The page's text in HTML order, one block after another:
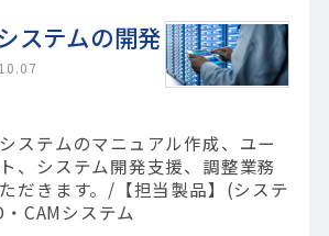
ステムの開発
ステムのマニュアル作成、ユー
、システム開発支援、調整業務
だきます。/【担当製品】(システ
CAMシステム